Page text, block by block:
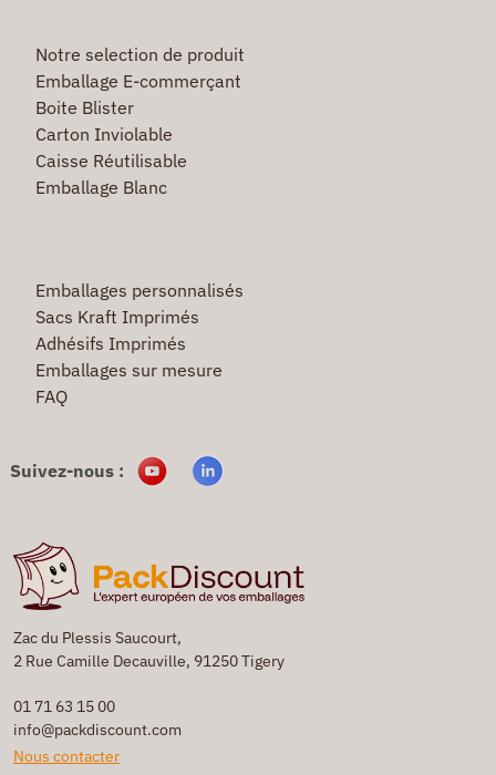
Zac du Plessis Saucourt,
2 Rue Camille Decauville, 91250 Tigery
01 71 63 15 00
info@packdiscount.com
Nous contacter
Notre selection de produit
Emballage E-commerçant
Boite Blister
Carton Inviolable
Caisse Réutilisable
Emballage Blanc
Emballages personnalisés
Sacs Kraft Imprimés
Adhésifs Imprimés
Emballages sur mesure
FAQ
Suivez-nous :